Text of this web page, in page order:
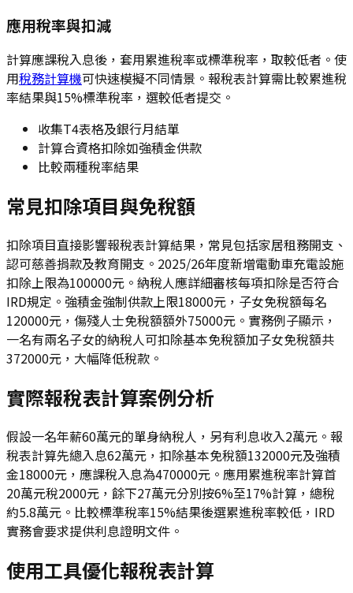
應用稅率與扣減
計算應課稅入息後，套用累進稅率或標準稅率，取較低者。使
用稅務計算機可快速模擬不同情景。報稅表計算需比較累進稅
率結果與15%標準稅率，選較低者提交。
收集T4表格及銀行月結單
計算合資格扣除如強積金供款
比較兩種稅率結果
常見扣除項目與免稅額
扣除項目直接影響報稅表計算結果，常見包括家居租務開支、
認可慈善捐款及教育開支。2025/26年度新增電動車充電設施
扣除上限為100000元。納稅人應詳細審核每項扣除是否符合
IRD規定。強積金強制供款上限18000元，子女免稅額每名
120000元，傷殘人士免稅額額外75000元。實務例子顯示，
一名有兩名子女的納稅人可扣除基本免稅額加子女免稅額共
372000元，大幅降低稅款。
實際報稅表計算案例分析
假設一名年薪60萬元的單身納稅人，另有利息收入2萬元。報
稅表計算先總入息62萬元，扣除基本免稅額132000元及強積
金18000元，應課稅入息為470000元。應用累進稅率計算首
20萬元稅2000元，餘下27萬元分別按6%至17%計算，總稅
約5.8萬元。比較標準稅率15%結果後選累進稅率較低，IRD
實務會要求提供利息證明文件。
使用工具優化報稅表計算